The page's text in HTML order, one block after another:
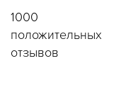
1000
положительных
отзывов